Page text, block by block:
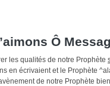
Ô
les qualités de notre Prophète
en écrivaient et le Prophète
de notre Prophète